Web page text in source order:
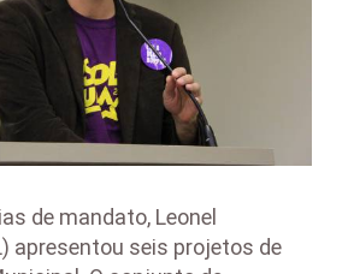
de mandato, Leonel
apresentou seis projetos de